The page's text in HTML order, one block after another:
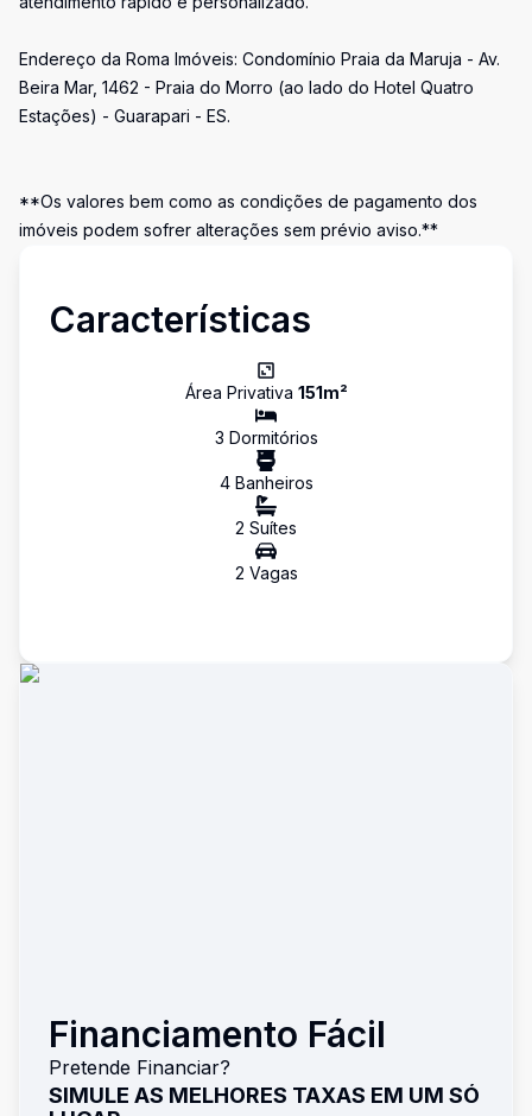
Endereço da Roma Imóveis: Condomínio Praia da Maruja - Av.
Beira Mar, 1462 - Praia do Morro (ao lado do Hotel Quatro
Estações) - Guarapari - ES.
**Os valores bem como as condições de pagamento dos
imóveis podem sofrer alterações sem prévio aviso.**
Características
Área Privativa 151m²
3 Dormitórios
4Banheiros
2 Suítes
2 Vagas
Financiamento Fácil
Pretende Financiar?
SIMULE AS MELHORES TAXAS EM UM SÓ